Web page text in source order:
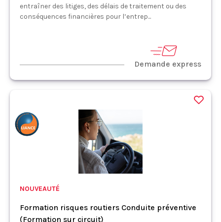
entraîner des litiges, des délais de traitement ou des
conséquences financières pour l’entrep...
Demande express
NOUVEAUTÉ
Formation risques routiers Conduite préventive
(Formation sur circuit)